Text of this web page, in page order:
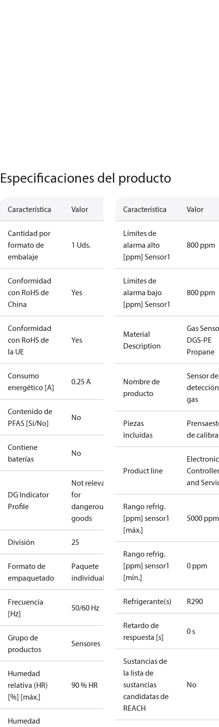
Especificaciones del producto
Característica Valor
Cantidad por
formato de
embalaje
1 Uds.
Conformidad
con RoHS de
China
Yes
Conformidad
con RoHS de
la UE
Yes
Consumo
energético [A]
0.25 A
Contenido de
PFAS [Sí/No]
No
Contiene
baterías
No
DG Indicator
Profile
Not relevant
for
dangerous
goods
División 25
Formato de
empaquetado
Paquete
individual
Frecuencia
[Hz]
50/60 Hz
Grupo de
productos
Sensores
Humedad
relativa (HR)
[%] [máx.]
90 % HR
Humedad
Característica Valor
Límites de
alarma alto
[ppm] Sensor1
800 ppm
Límites de
alarma bajo
[ppm] Sensor1
800 ppm
Material
Description
Gas
DGS-PE
Propane
Nombre de
producto
Sensor de
gas
Piezas
incluídas
de
Product line
Electronic
and
Rango refrig.
[ppm] sensor1
[máx.]
5000 ppm
Rango refrig.
[ppm] sensor1
[mín.]
0 ppm
Refrigerante(s) R290
Retardo de
respuesta [s]
0 s
Sustancias de
la lista de
sustancias
candidatas de
REACH
No